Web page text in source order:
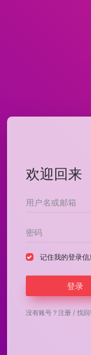
欢迎回来
记住我的登录信
登录
没有账号？ 注册 / 找